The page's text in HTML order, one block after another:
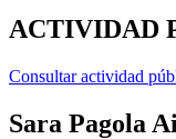
ACTIVIDAD
Consultar actividad
Sara Pagola